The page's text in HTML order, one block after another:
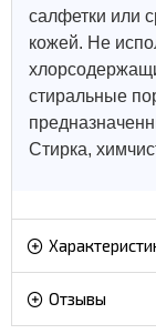
салфетки или
кожей. Не
стиральные
Стирка,
Отзывы